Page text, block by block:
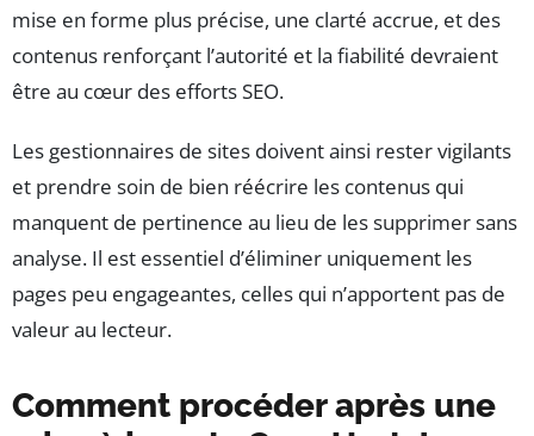
mise en forme plus précise, une clarté accrue, et des
contenus renforçant l’autorité et la fiabilité devraient
être au cœur des efforts SEO.
Les gestionnaires de sites doivent ainsi rester vigilants
et prendre soin de bien réécrire les contenus qui
manquent de pertinence au lieu de les supprimer sans
analyse. Il est essentiel d’éliminer uniquement les
pages peu engageantes, celles qui n’apportent pas de
valeur au lecteur.
Comment procéder après une